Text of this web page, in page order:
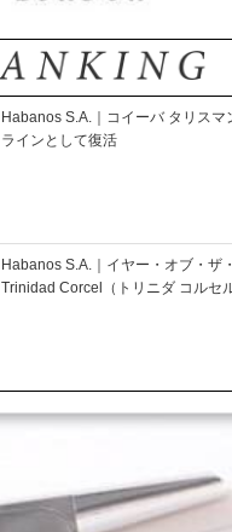
Habanos S.A.｜コイーバ タリスマ
ラインとして復活
Habanos S.A.｜イヤー・オブ・ザ
Trinidad Corcel（トリニダ コルセ